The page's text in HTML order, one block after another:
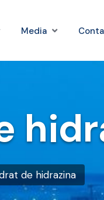
Media
de hidrazina